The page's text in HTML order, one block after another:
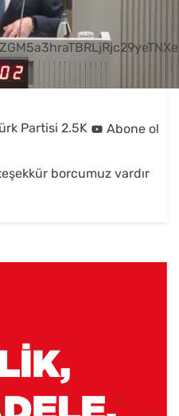
Partisi 2.5K Abone ol
borcumuz vardır